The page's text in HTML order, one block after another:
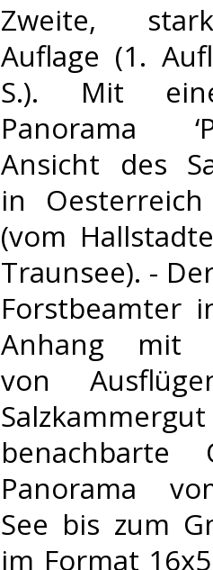
‎Zweite,
Auflage (1.
S.). Mit
Panorama
Ansicht des
in
(vom
Traunsee). -
Forstbeamter
Anhang mit
von
Panorama
See bis zum
im Format